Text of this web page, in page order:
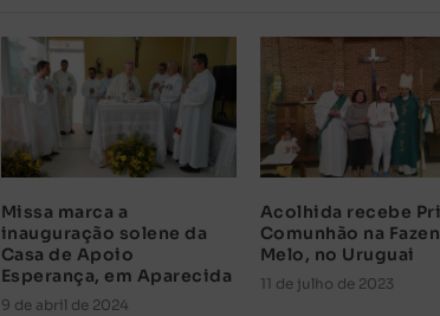
Missa marca a
inauguração solene da
Casa de Apoio
Esperança, em Aparecida
9 de abril de 2024
Acolhida recebe
Comunhão na
Melo, no Uruguai
11 de julho de 2023